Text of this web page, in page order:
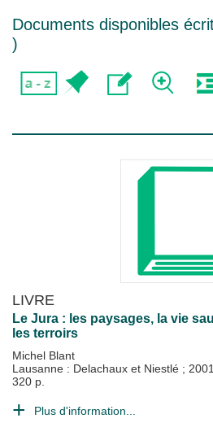
Documents disponibles
)
LIVRE
Le Jura : les paysages, la vie
les terroirs
Michel Blant
Lausanne : Delachaux et Niestlé ; 2001
320 p.
Plus d'information...